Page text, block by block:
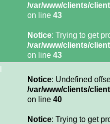
/var/www/clients/
on line 43
Notice: Trying to get
/var/www/clients/
on line 43
Notice: Undefined
/var/www/clients/
on line 40
Notice: Trying to get